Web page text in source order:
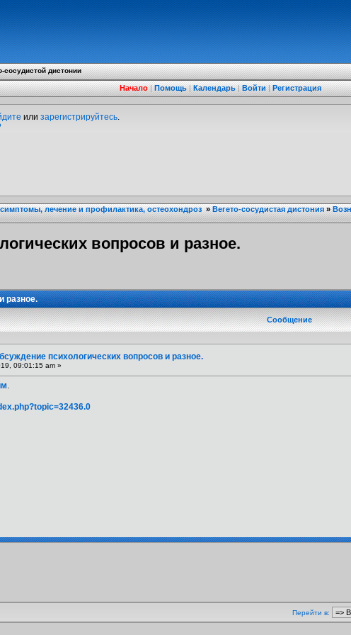
сосудистой дистонии
Начало|Помощь|Календарь|Войти|Регистрация
или зарегистрируйтесь.
лечение и профилактика, остеохондроз»Вегето-сосудистая дистония»
вопросов и разное.
разное.
Сообщение
психологических вопросов и разное.
09:01:15 am »
.
Перейти в: